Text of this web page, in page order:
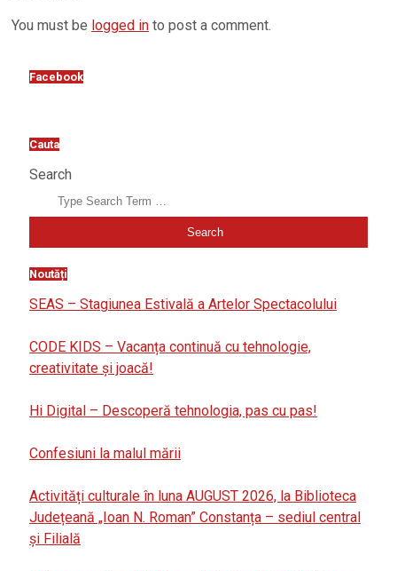
You must be logged in to post a comment.
Facebook
Cauta
Search
Noutăți
SEAS – Stagiunea Estivală a Artelor Spectacolului
CODE KIDS – Vacanța continuă cu tehnologie,
creativitate și joacă!
Hi Digital – Descoperă tehnologia, pas cu pas!
Confesiuni la malul mării
Activități culturale în luna AUGUST 2026, la Biblioteca
Județeană „Ioan N. Roman” Constanța – sediul central
și Filială